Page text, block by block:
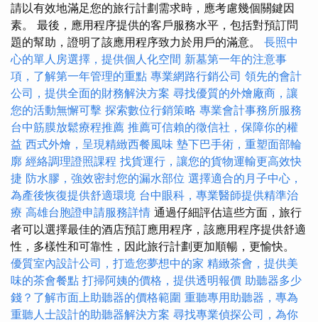
請以有效地滿足您的旅行計劃需求時，應考慮幾個關鍵因
素。 最後，應用程序提供的客戶服務水平，包括對預訂問
題的幫助，證明了該應用程序致力於用戶的滿意。 長照中
心的單人房選擇，提供個人化空間 新墓第一年的注意事
項，了解第一年管理的重點 專業網路行銷公司 領先的會計
公司，提供全面的財務解決方案 尋找優質的外燴廠商，讓
您的活動無懈可擊 探索數位行銷策略 專業會計事務所服務
台中筋膜放鬆療程推薦 推薦可信賴的徵信社，保障你的權
益 西式外燴，呈現精緻西餐風味 墊下巴手術，重塑面部輪
廓 經絡調理證照課程 找貨運行，讓您的貨物運輸更高效快
捷 防水膠，強效密封您的漏水部位 選擇適合的月子中心，
為產後恢復提供舒適環境 台中眼科，專業醫師提供精準治
療 高雄台胞證申請服務詳情 通過仔細評估這些方面，旅行
者可以選擇最佳的酒店預訂應用程序，該應用程序提供舒適
性，多樣性和可靠性，因此旅行計劃更加順暢，更愉快。
優質室內設計公司，打造您夢想中的家 精緻茶會，提供美
味的茶會餐點 打掃阿姨的價格，提供透明報價 助聽器多少
錢？了解市面上助聽器的價格範圍 重聽專用助聽器，專為
重聽人士設計的助聽器解決方案 尋找專業偵探公司，為你